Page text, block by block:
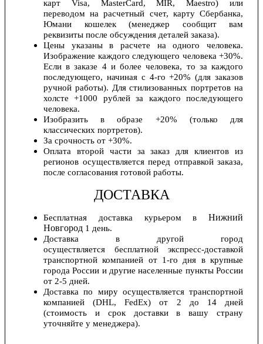
карт Visa, MasterCard, MIR, Maestro) или
переводом на расчетный счет, карту Сбербанка,
Юмани кошелек (менеджер сообщит вам
реквизиты после обсуждения деталей заказа).
Цены указаны в расчете на одного человека.
Изображение каждого следующего человека +30%.
Если в заказе 4 и более человека, то за каждого
последующего, начиная с 4-го +20% (для заказов
ручной работы). Для стилизованных портретов на
холсте +1000 рублей за каждого последующего
человека.
Изобразить в образе +20% (только для
классических портретов).
За срочность от +30%.
Оплата второй части за заказ для клиентов из
регионов осуществляется перед отправкой заказа,
после согласования готовой работы.
ДОСТАВКА
Бесплатная доставка курьером в Нижний
Новгород 1 день.
Доставка в другой город
осуществляется бесплатной экспресс-доставкой
транспортной компанией от 1-го дня в крупные
города России и другие населенные пункты России
от 2-5 дней.
Доставка по миру осуществляется транспортной
компанией (DHL, FedEx) от 2 до 14 дней
(стоимость и срок доставки в вашу страну
уточняйте у менеджера).